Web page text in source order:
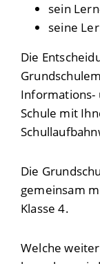
sein
seine
Die
Informations-
Schule mit
Die
gemeinsam
Klasse 4.
Welche